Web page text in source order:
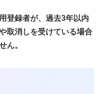
登録者が、過去3年以内
取消しを受けている場合
ん。